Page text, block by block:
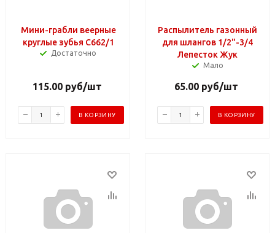
Мини-грабли веерные
круглые зубья С662/1
Достаточно
115.00руб/шт
В КОРЗИНУ
Распылитель газонный
для шлангов 1/2"-3/4
Лепесток Жук
Мало
65.00 руб/шт
В КОРЗИНУ